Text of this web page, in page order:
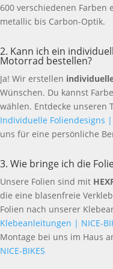
600 verschiedenen Farben
metallic bis Carbon-Optik.
2. Kann ich ein
Motorrad bestellen?
Ja! Wir erstellen
Wünschen. Du kannst
wählen. Entdecke unseren
Individuelle Foliendesigns |
uns für eine persönliche
3. Wie bringe ich die
Unsere Folien sind mit
die eine blasenfreie
Folien nach unserer
Klebeanleitungen | NICE-
Montage bei uns im Haus
NICE-BIKES